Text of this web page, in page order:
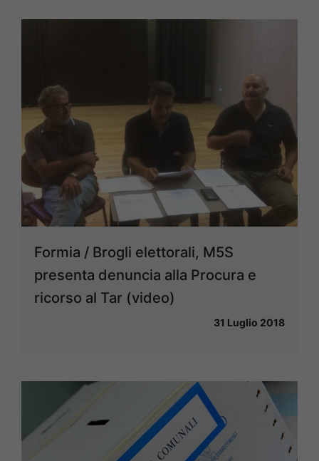
Formia / Brogli elettorali, M5S
presenta denuncia alla Procura e
ricorso al Tar (video)
31 Luglio 2018